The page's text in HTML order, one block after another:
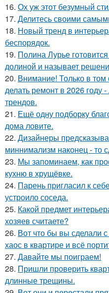
16. Ох уж этот безумный
17. Делитесь своими
18. Новый тренд в
беспорядок.
19. Полина Лурье
долиной и называет
20. Внимание! Только в том
делать ремонт в 2026 году
трендов.
21. Ещё одну подборку
дома ловите.
22. Дизайнеры
миннимализм наконец - то
23. Мы запоминаем, как
кухню в хрущёвке.
24. Парень пригласил к
устроило соседа.
25. Какой предмет
хозяев считаете?
26. Вот что бы вы сделали
хаос в квартире и всё
27. Давайте мы поиграем!
28. Пришли проверить
длинные трещины.